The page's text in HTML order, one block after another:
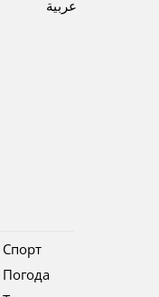
عربية
Спорт
Погода